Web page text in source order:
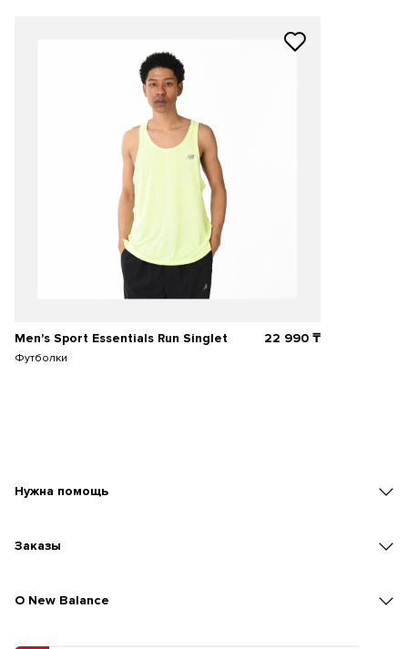
Men's Sport Essentials Run Singlet
Футболки
22 990₸
Нужна помощь
Заказы
O New Balance